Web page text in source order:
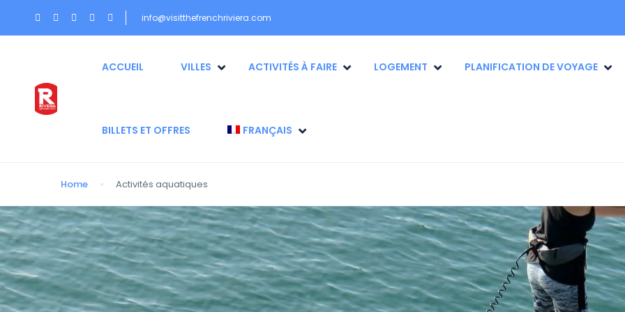
info@visitthefrenchriviera.com
ACCUEIL VILLES ACTIVITÉS À FAIRE LOGEMENT PLANIFICATION DE VOYAGE
BILLETS ET OFFRES FRANÇAIS
Home Activités aquatiques